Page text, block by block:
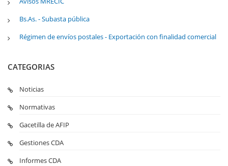
Bs.As. - Subasta pública
Régimen de envíos postales - Exportación con finalidad comercial
CATEGORIAS
Noticias
Normativas
Gacetilla de AFIP
Gestiones CDA
Informes CDA